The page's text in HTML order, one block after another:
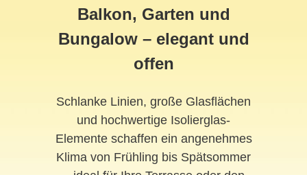
Balkon, Garten und
Bungalow – elegant und
offen
Schlanke Linien, große Glasflächen
und hochwertige Isolierglas-
Elemente schaffen ein angenehmes
Klima von Frühling bis Spätsommer